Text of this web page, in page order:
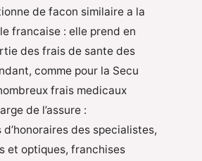
de facon similaire a la
francaise : elle prend en
des frais de sante des
comme pour la Secu
frais medicaux
de l’assure :
des specialistes,
et optiques, franchises